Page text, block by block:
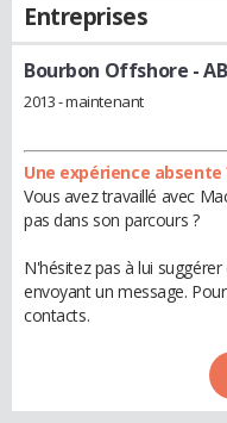
Entreprises
Bourbon Offshore -
2013 - maintenant
Une expérience absente
Vous avez travaillé avec
pas dans son parcours ?
N'hésitez pas à lui
envoyant un message.
contacts.